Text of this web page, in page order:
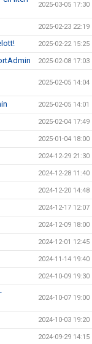
2025-03-05 17:30
2025-02-23 22:19
2025-02-22 15:25
2025-02-08 17:03
2025-02-05 14:04
2025-02-05 14:01
2025-02-04 17:49
2025-01-04 18:00
2024-12-29 21:30
2024-12-28 11:40
2024-12-20 14:48
2024-12-17 12:07
2024-12-09 18:00
2024-12-01 12:45
2024-11-14 19:40
2024-10-09 19:30
2024-10-07 19:00
2024-10-03 19:20
2024-09-29 14:15